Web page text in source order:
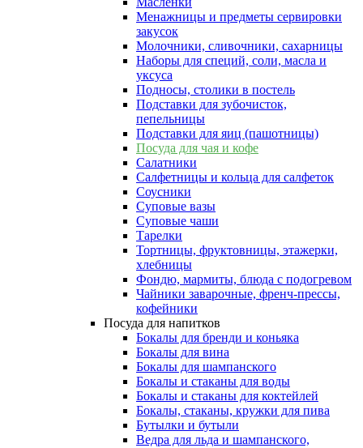
Менажницы и предметы сервировки
закусок
Молочники, сливочники, сахарницы
Наборы для специй, соли, масла и
уксуса
Подносы, столики в постель
Подставки для зубочисток,
пепельницы
Подставки для яиц (пашотницы)
Посуда для чая и кофе
Салатники
Салфетницы и кольца для салфеток
Соусники
Суповые вазы
Суповые чаши
Тарелки
Тортницы, фруктовницы, этажерки,
хлебницы
Фондю, мармиты, блюда с подогревом
Чайники заварочные, френч-прессы,
кофейники
Посуда для напитков
Бокалы для бренди и коньяка
Бокалы для вина
Бокалы для шампанского
Бокалы и стаканы для воды
Бокалы и стаканы для коктейлей
Бокалы, стаканы, кружки для пива
Бутылки и бутыли
Ведра для льда и шампанского,